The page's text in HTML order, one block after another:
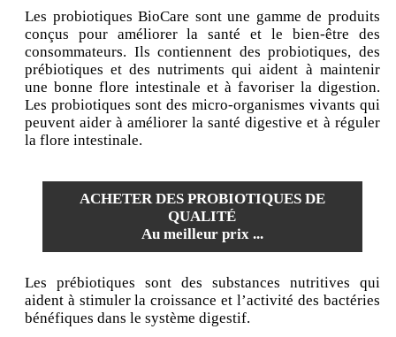
Les probiotiques BioCare sont une gamme de produits
conçus pour améliorer la santé et le bien-être des
consommateurs. Ils contiennent des probiotiques, des
prébiotiques et des nutriments qui aident à maintenir
une bonne flore intestinale et à favoriser la digestion.
Les probiotiques sont des micro-organismes vivants qui
peuvent aider à améliorer la santé digestive et à réguler
la flore intestinale.
ACHETER DES PROBIOTIQUES DE
QUALITÉ
Au meilleur prix ...
Les prébiotiques sont des substances nutritives qui
aident à stimuler la croissance et l’activité des bactéries
bénéfiques dans le système digestif.